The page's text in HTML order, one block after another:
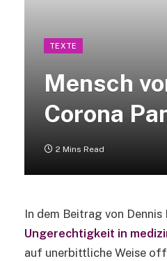
TEXTE
Mensch
Corona
2 Mins Read
In dem Beitrag von
Ungerechtigkeit in
auf unerbittliche Weise